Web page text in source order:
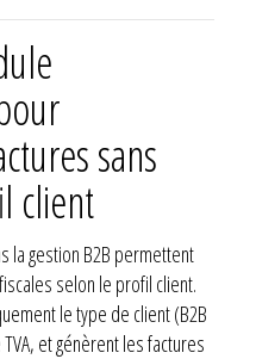
sans
client
la gestion B2B permettent
selon le profil client.
le type de client (B2B
et génèrent les factures